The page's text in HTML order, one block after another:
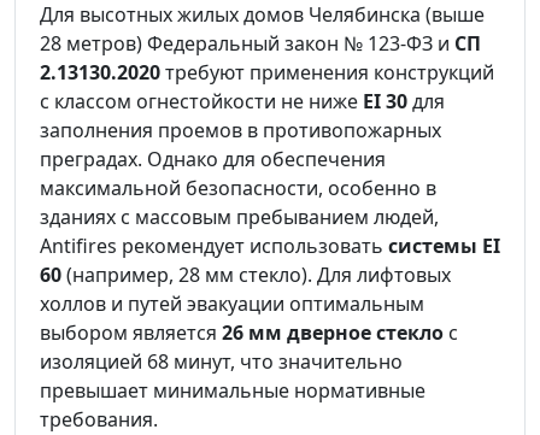
Для высотных жилых домов Челябинска (выше
28 метров) Федеральный закон № 123-ФЗ и СП
2.13130.2020требуют применения конструкций
с классом огнестойкости не ниже EI 30для
заполнения проемов в противопожарных
преградах. Однако для обеспечения
максимальной безопасности, особенно в
зданиях с массовым пребыванием людей,
Antifires рекомендует использовать системы EI
60(например, 28 мм стекло). Для лифтовых
холлов и путей эвакуации оптимальным
выбором является 26 мм дверное стекло с
изоляцией 68 минут, что значительно
превышает минимальные нормативные
требования.